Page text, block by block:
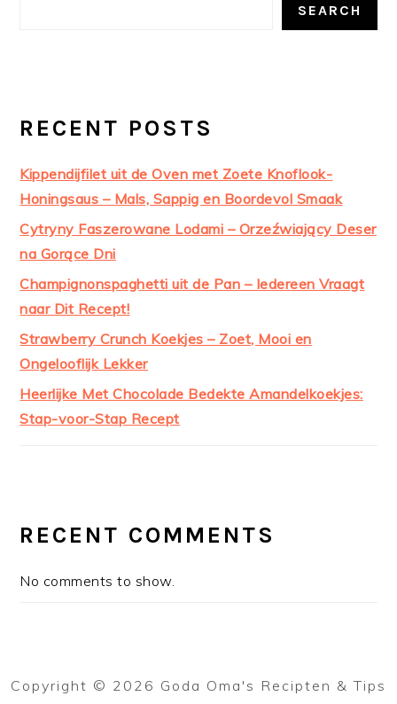
SEARCH
RECENT POSTS
Kippendijfilet uit de Oven met Zoete Knoflook-
Honingsaus – Mals, Sappig en Boordevol Smaak
Cytryny Faszerowane Lodami – Orzeźwiający Deser
na Gorące Dni
Champignonspaghetti uit de Pan – Iedereen Vraagt
naar Dit Recept!
Strawberry Crunch Koekjes – Zoet, Mooi en
Ongelooflijk Lekker
Heerlijke Met Chocolade Bedekte Amandelkoekjes:
Stap-voor-Stap Recept
RECENT COMMENTS
No comments to show.
Copyright © 2026 Goda Oma's Recipten & Tips